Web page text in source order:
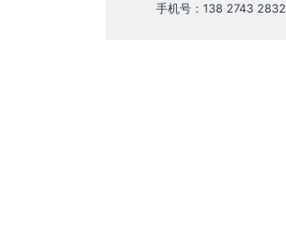
手机号：138 2743 2832